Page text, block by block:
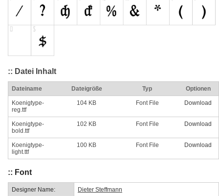
:: Datei Inhalt
Dateiname Dateigröße Typ Optionen
Koenigtype-
reg.ttf
104 KB Font File Download
Koenigtype-
bold.ttf
102 KB Font File Download
Koenigtype-
light.ttf
100 KB Font File Download
:: Font
Designer Name: Dieter Steffmann